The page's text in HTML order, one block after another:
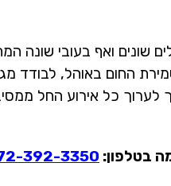
שונים ואף בעובי שונה
החום באוהל, לבודד
לערוך כל אירוע החל
בטלפון: 392-3350